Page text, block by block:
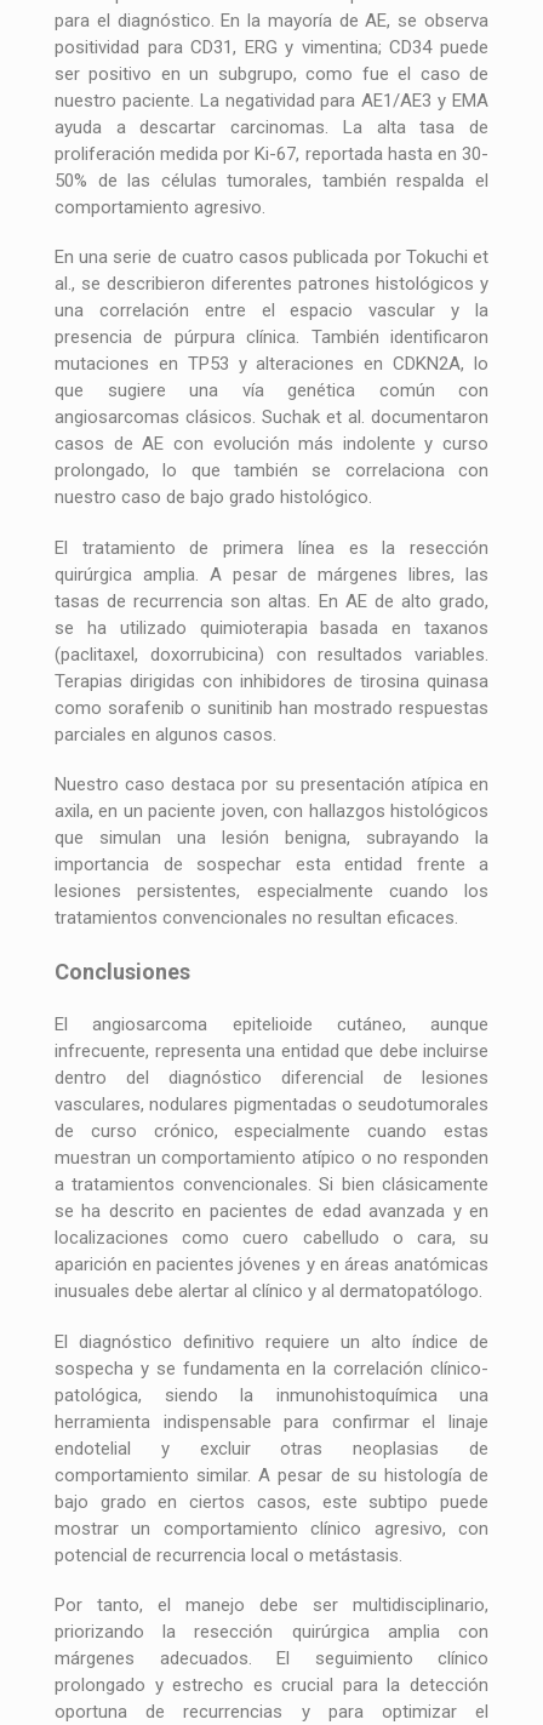
para el diagnóstico. En la mayoría de AE, se observa
positividad para CD31, ERG y vimentina; CD34 puede
ser positivo en un subgrupo, como fue el caso de
nuestro paciente. La negatividad para AE1/AE3 y EMA
ayuda a descartar carcinomas. La alta tasa de
proliferación medida por Ki-67, reportada hasta en 30-
50% de las células tumorales, también respalda el
comportamiento agresivo.
En una serie de cuatro casos publicada por Tokuchi et
al., se describieron diferentes patrones histológicos y
una correlación entre el espacio vascular y la
presencia de púrpura clínica. También identificaron
mutaciones en TP53 y alteraciones en CDKN2A, lo
que sugiere una vía genética común con
angiosarcomas clásicos. Suchak et al. documentaron
casos de AE con evolución más indolente y curso
prolongado, lo que también se correlaciona con
nuestro caso de bajo grado histológico.
El tratamiento de primera línea es la resección
quirúrgica amplia. A pesar de márgenes libres, las
tasas de recurrencia son altas. En AE de alto grado,
se ha utilizado quimioterapia basada en taxanos
(paclitaxel, doxorrubicina) con resultados variables.
Terapias dirigidas con inhibidores de tirosina quinasa
como sorafenib o sunitinib han mostrado respuestas
parciales en algunos casos.
Nuestro caso destaca por su presentación atípica en
axila, en un paciente joven, con hallazgos histológicos
que simulan una lesión benigna, subrayando la
importancia de sospechar esta entidad frente a
lesiones persistentes, especialmente cuando los
tratamientos convencionales no resultan eficaces.
Conclusiones
El angiosarcoma epitelioide cutáneo, aunque
infrecuente, representa una entidad que debe incluirse
dentro del diagnóstico diferencial de lesiones
vasculares, nodulares pigmentadas o seudotumorales
de curso crónico, especialmente cuando estas
muestran un comportamiento atípico o no responden
a tratamientos convencionales. Si bien clásicamente
se ha descrito en pacientes de edad avanzada y en
localizaciones como cuero cabelludo o cara, su
aparición en pacientes jóvenes y en áreas anatómicas
inusuales debe alertar al clínico y al dermatopatólogo.
El diagnóstico definitivo requiere un alto índice de
sospecha y se fundamenta en la correlación clínico-
patológica, siendo la inmunohistoquímica una
herramienta indispensable para confirmar el linaje
endotelial y excluir otras neoplasias de
comportamiento similar. A pesar de su histología de
bajo grado en ciertos casos, este subtipo puede
mostrar un comportamiento clínico agresivo, con
potencial de recurrencia local o metástasis.
Por tanto, el manejo debe ser multidisciplinario,
priorizando la resección quirúrgica amplia con
márgenes adecuados. El seguimiento clínico
prolongado y estrecho es crucial para la detección
oportuna de recurrencias y para optimizar el